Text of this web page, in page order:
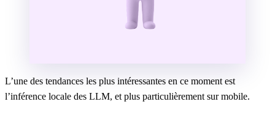
L’une des tendances les plus intéressantes en ce moment est
l’inférence locale des LLM, et plus particulièrement sur mobile.